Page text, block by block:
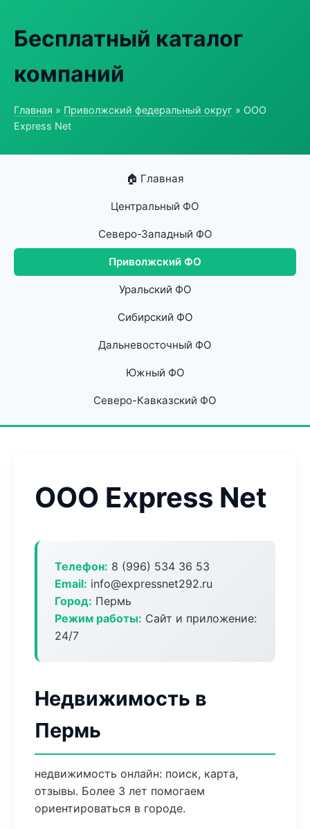
Бесплатный каталог
компаний
Главная » Приволжский федеральный округ » ООО
Express Net
🏠 Главная
Центральный ФО
Северо-Западный ФО
Приволжский ФО
Уральский ФО
Сибирский ФО
Дальневосточный ФО
Южный ФО
Северо-Кавказский ФО
ООО Express Net
Телефон: 8 (996) 534 36 53
Email: info@expressnet292.ru
Город: Пермь
Режим работы: Сайт и приложение:
24/7
Недвижимость в
Пермь
недвижимость онлайн: поиск, карта,
отзывы. Более 3 лет помогаем
ориентироваться в городе.